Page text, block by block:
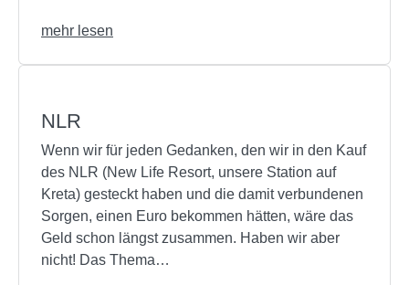
mehr lesen
NLR
Wenn wir für jeden Gedanken, den wir in den Kauf
des NLR (New Life Resort, unsere Station auf
Kreta) gesteckt haben und die damit verbundenen
Sorgen, einen Euro bekommen hätten, wäre das
Geld schon längst zusammen. Haben wir aber
nicht! Das Thema…